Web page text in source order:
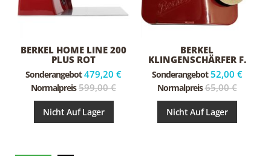
BERKEL HOME LINE 200
PLUS ROT
Sonderangebot 479,20 €
Normalpreis 599,00 €
Nicht Auf Lager
BERKEL
KLINGENSCHÄRFER F.
HOME LINE
Sonderangebot 52,00 €
Normalpreis 65,00 €
Nicht Auf Lager